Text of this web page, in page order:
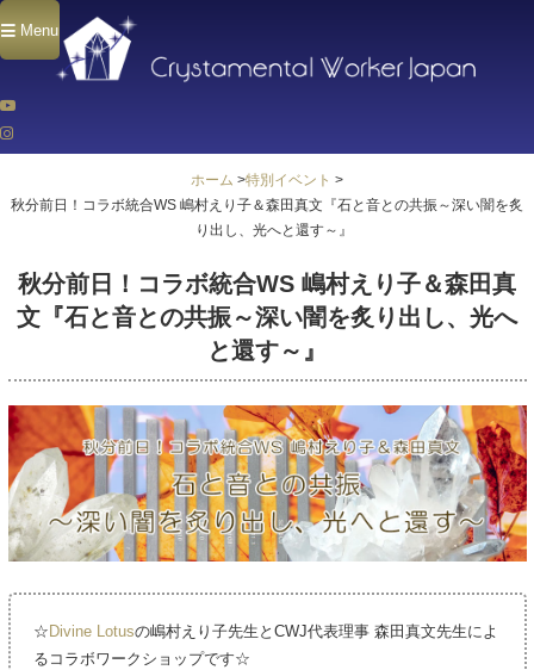
Menu
ホーム >特別イベント >
秋分前日！コラボ統合WS 嶋村えり子＆森田真文『石と音との共振～深い闇を炙
り出し、光へと還す～』
秋分前日！コラボ統合WS 嶋村えり子＆森田真
文『石と音との共振～深い闇を炙り出し、光へ
と還す～』
☆ Divine Lotusの嶋村えり子先生とCWJ代表理事 森田真文先生によ
るコラボワークショップです☆